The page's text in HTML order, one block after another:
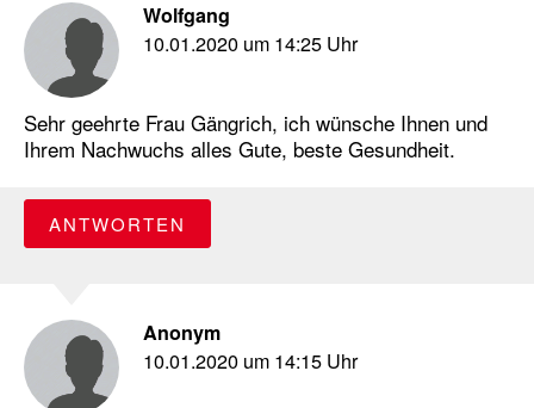
Wolfgang
10.01.2020 um 14:25 Uhr
Sehr geehrte Frau Gängrich, ich wünsche Ihnen und
Ihrem Nachwuchs alles Gute, beste Gesundheit.
ANTWORTEN
Anonym
10.01.2020 um 14:15 Uhr